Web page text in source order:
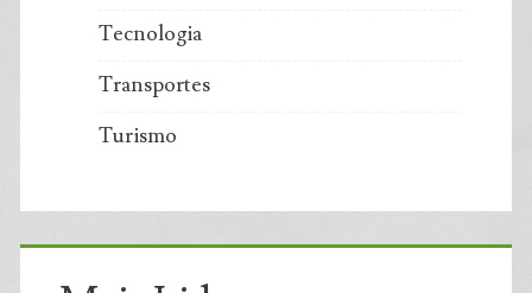
Tecnologia
Transportes
Turismo